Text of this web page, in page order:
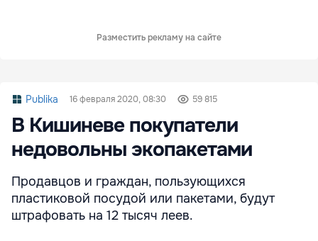
Разместить рекламу на сайте
Publika 16 февраля 2020, 08:30 59 815
В Кишиневе покупатели
недовольны экопакетами
Продавцов и граждан, пользующихся
пластиковой посудой или пакетами, будут
штрафовать на 12 тысяч леев.